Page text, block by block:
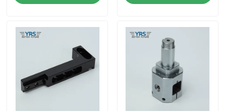
Fabrik-Ausflug
Qualitätskontrolle